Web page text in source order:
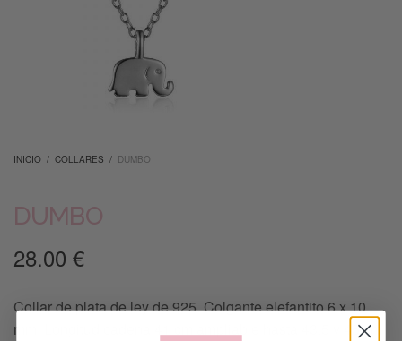
INICIO / COLLARES / DUMBO
DUMBO
28.00€
Collar de plata de ley de 925. Colgante elefantito 6 x 10
mm. Longitud cadena 41 cm ampliable hasta 43,5 y 45 cm